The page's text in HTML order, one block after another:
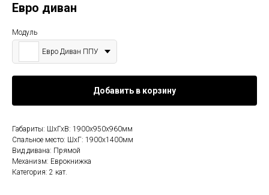
Евро диван
Модуль
Евро Диван ППУ
Добавить в корзину
Габариты: ШхГхВ: 1900х950х960мм
Спальное место: ШхГ: 1900х1400мм
Вид дивана: Прямой
Механизм: Еврокнижка
Категория: 2 кат.